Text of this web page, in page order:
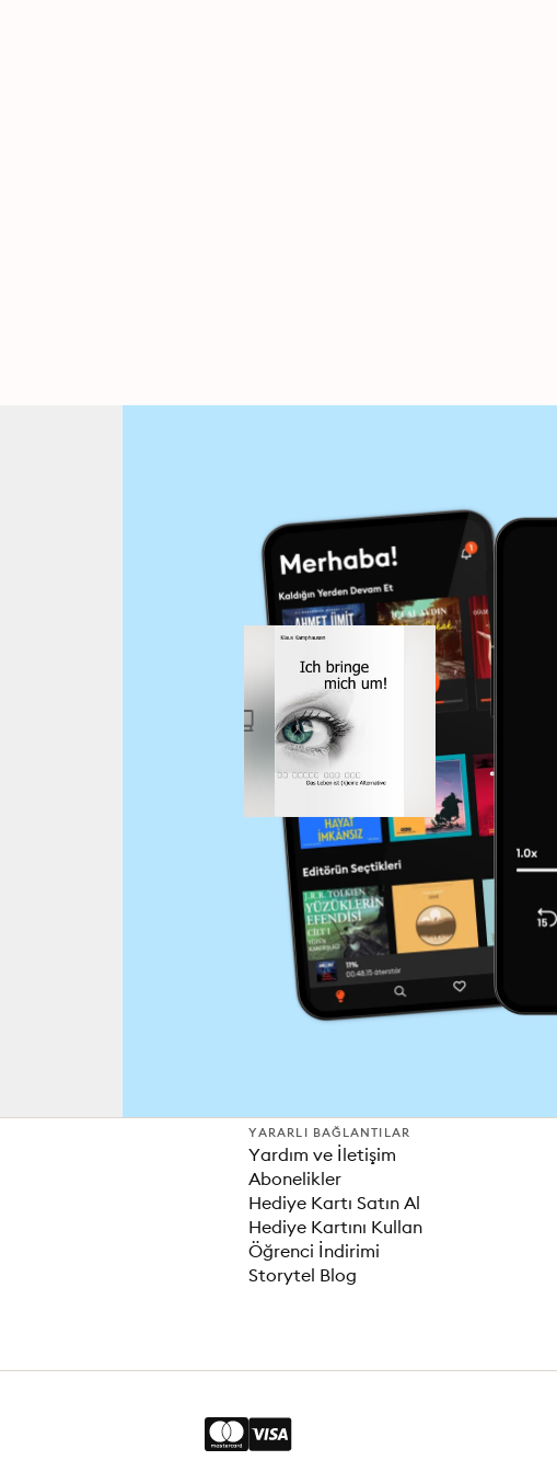
YARARLI BAĞLANTILAR
Yardım ve İletişim
Abonelikler
Hediye Kartı Satın Al
Hediye Kartını Kullan
Öğrenci İndirimi
Storytel Blog